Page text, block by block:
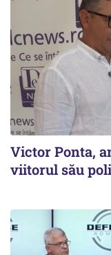
Victor Ponta,
viitorul său